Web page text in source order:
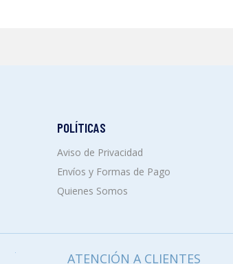
POLÍTICAS
Aviso de Privacidad
Envíos y Formas de Pago
Quienes Somos
ATENCIÓN A CLIENTES